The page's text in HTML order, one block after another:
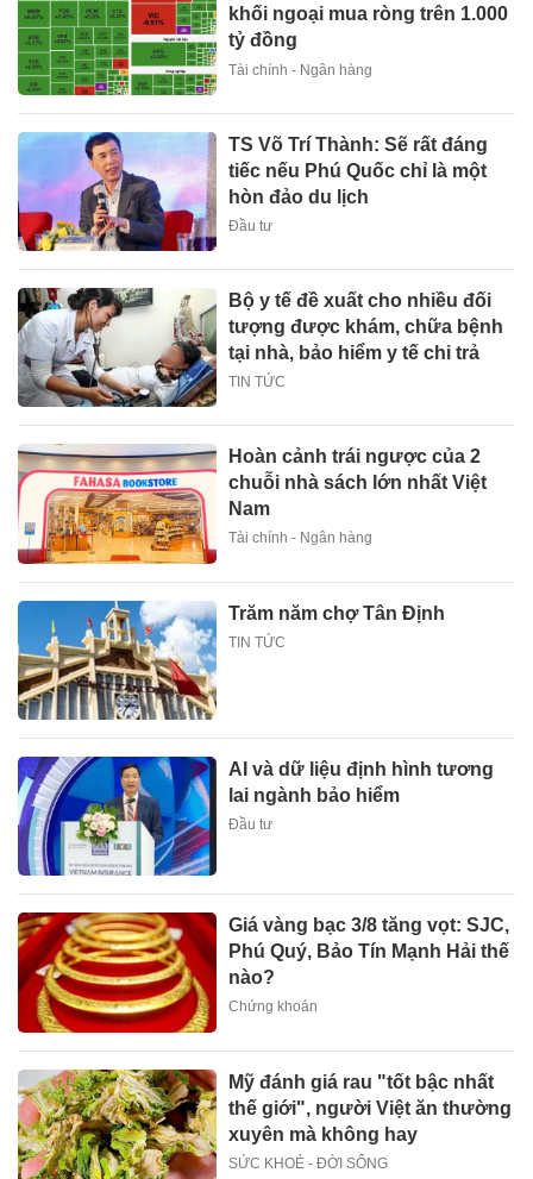
khối ngoại mua ròng trên 1.000
tỷ đồng
Tài chính - Ngân hàng
TS Võ Trí Thành: Sẽ rất đáng
tiếc nếu Phú Quốc chỉ là một
hòn đảo du lịch
Đầu tư
Bộ y tế đề xuất cho nhiều đối
tượng được khám, chữa bệnh
tại nhà, bảo hiểm y tế chi trả
TIN TỨC
Hoàn cảnh trái ngược của 2
chuỗi nhà sách lớn nhất Việt
Nam
Tài chính - Ngân hàng
Trăm năm chợ Tân Định
TIN TỨC
AI và dữ liệu định hình tương
lai ngành bảo hiểm
Đầu tư
Giá vàng bạc 3/8 tăng vọt: SJC,
Phú Quý, Bảo Tín Mạnh Hải thế
nào?
Chứng khoán
Mỹ đánh giá rau "tốt bậc nhất
thế giới", người Việt ăn thường
xuyên mà không hay
SỨC KHOẺ - ĐỜI SỐNG